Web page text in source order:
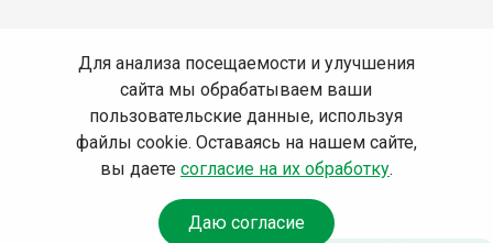
Для анализа посещаемости и улучшения
сайта мы обрабатываем ваши
пользовательские данные, используя
файлы cookie. Оставаясь на нашем сайте,
вы даете согласие на их обработку.
Даю согласие